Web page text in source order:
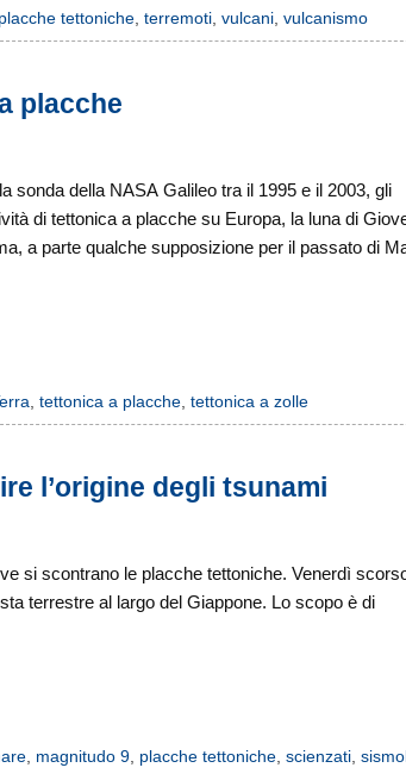
placche tettoniche,terremoti,vulcani,vulcanismo
placche
sonda della NASA Galileo tra il 1995 e il 2003, gli
di tettonica a placche su Europa, la luna di
a parte qualche supposizione per il passato di
,tettonica a placche ,tettonica a zolle
l’origine degli tsunami
si scontrano le placche tettoniche. Venerdì
terrestre al largo del Giappone. Lo scopo è di
magnitudo 9 placche tettoniche ,scienzati ,